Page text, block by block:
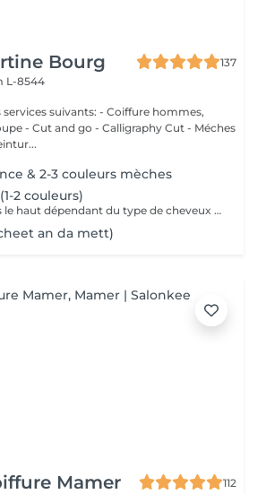
Bourg
137
L-8544
- Coiffure hommes,
- Cut and go - Calligraphy Cut - Méches
& 2-3 couleurs mèches
2 couleurs)
Prix peut varier vers le haut dépendant du type de cheveux et de la quantité de produits utilisés.
an da mett)
Mamer
112